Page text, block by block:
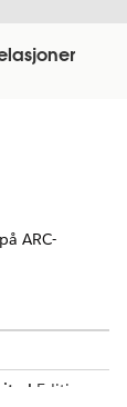
ARC-
Edition